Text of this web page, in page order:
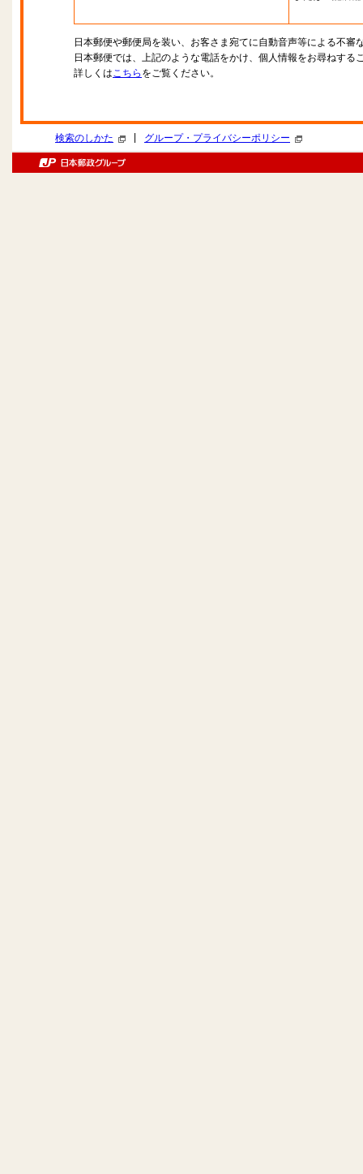
日本郵便や郵便局を装い、お客さま宛てに自動音声等による不審
日本郵便では、上記のような電話をかけ、個人情報をお尋ねする
詳しくはこちら をご覧ください。
検索のしかた グループ・プライバシーポリシー